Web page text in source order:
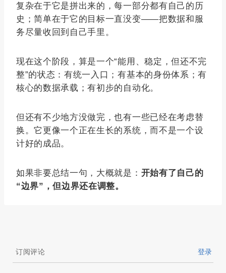
复杂在于它是拼出来的，每一部分都有自己的历
史；简单在于它的目标一直没变——把数据和服
务尽量收回到自己手里。
现在这个阶段，算是一个“能用、稳定，但还不完
整”的状态：有统一入口；有基本的身份体系；有
核心的数据承载；有初步的自动化。
但还有不少地方没做完，也有一些已经在考虑替
换。它更像一个正在生长的系统，而不是一个设
计好的成品。
如果非要总结一句，大概就是： 开始有了自己的
“边界”，但边界还在调整。
订阅评论 登录